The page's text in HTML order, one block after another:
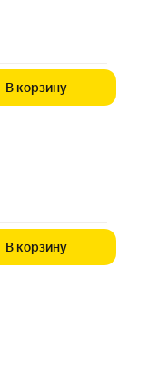
В корзину
В корзину